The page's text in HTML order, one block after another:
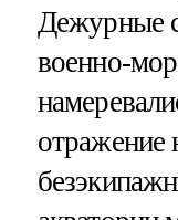
Дежурные
военно-
отражение